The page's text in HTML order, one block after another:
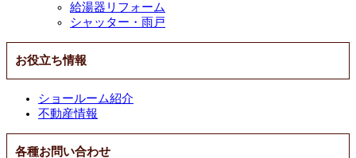
給湯器リフォーム
シャッター・雨戸
お役立ち情報
ショールーム紹介
不動産情報
各種お問い合わせ